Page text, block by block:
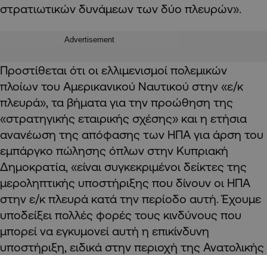
στρατιωτικών δυνάμεων των δύο πλευρών».
Advertisement
Προστίθεται ότι οι ελλιμενισμοί πολεμικών
πλοίων του Αμερικανικού Ναυτικού στην «ε/κ
πλευρά», τα βήματα για την προώθηση της
«στρατηγικής εταιρικής σχέσης» και η ετήσια
ανανέωση της απόφασης των ΗΠΑ για άρση του
εμπάργκο πώλησης όπλων στην Κυπριακή
Δημοκρατία, «είναι συγκεκριμένοι δείκτες της
μεροληπτικής υποστήριξης που δίνουν οι ΗΠΑ
στην ε/κ πλευρά κατά την περίοδο αυτή. Έχουμε
υποδείξει πολλές φορές τους κινδύνους που
μπορεί να εγκυμονεί αυτή η επικίνδυνη
υποστήριξη, ειδικά στην περιοχή της Ανατολικής